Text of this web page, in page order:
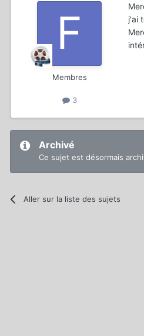
Membres
3
j'ai
Archivé
Ce sujet est désormais
Aller sur la liste des sujets